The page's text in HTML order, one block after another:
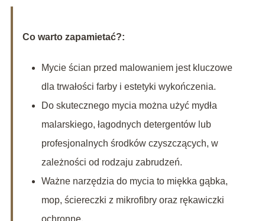
Co warto zapamietać?:
Mycie ścian przed malowaniem jest kluczowe
dla trwałości farby i estetyki wykończenia.
Do skutecznego mycia można użyć mydła
malarskiego, łagodnych detergentów lub
profesjonalnych środków czyszczących, w
zależności od rodzaju zabrudzeń.
Ważne narzędzia do mycia to miękka gąbka,
mop, ściereczki z mikrofibry oraz rękawiczki